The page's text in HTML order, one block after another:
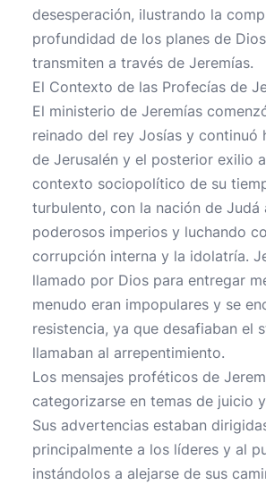
desesperación, ilustrando la
profundidad de los planes de
transmiten a través de Jeremías.
El Contexto de las Profecías de
El ministerio de Jeremías
reinado del rey Josías y continuó
de Jerusalén y el posterior exilio
contexto sociopolítico de su
turbulento, con la nación de Judá
poderosos imperios y luchando
corrupción interna y la idolatría.
llamado por Dios para entregar
menudo eran impopulares y se
resistencia, ya que desafiaban el
llamaban al arrepentimiento.
Los mensajes proféticos de
categorizarse en temas de juicio
Sus advertencias estaban
principalmente a los líderes y al
instándolos a alejarse de sus